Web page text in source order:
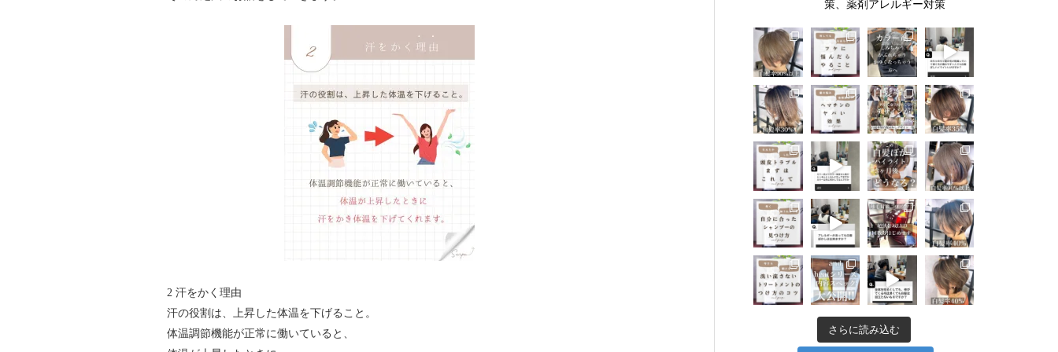
2 汗をかく理由
汗の役割は、上昇した体温を下げること。
体温調節機能が正常に働いていると、
策、薬剤アレルギー対策
さらに読み込む